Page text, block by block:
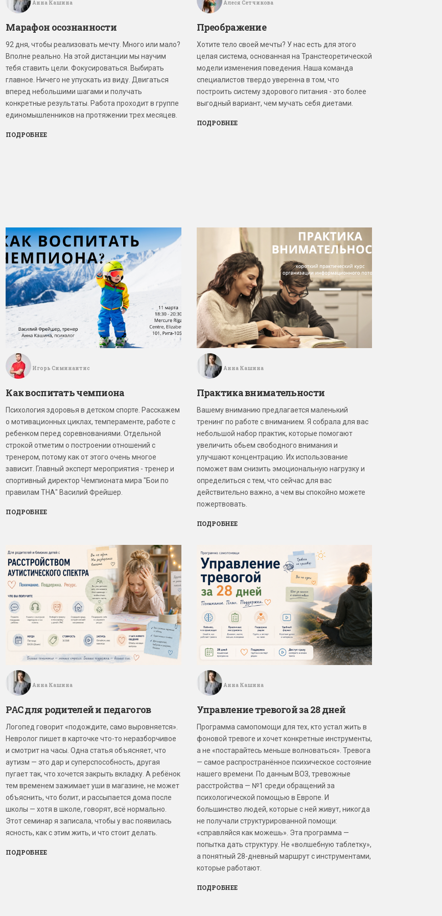
Анна Кашина
Марафон осознанности
92 дня, чтобы реализовать мечту. Много или мало?
Вполне реально. На этой дистанции мы научим
тебя ставить цели. Фокусироваться. Выбирать
главное. Ничего не упускать из виду. Двигаться
вперед небольшими шагами и получать
конкретные результаты. Работа проходит в группе
единомышленников на протяжении трех месяцев.
ПОДРОБНЕЕ
Алеся Сетчикова
Преображение
Хотите тело своей мечты? У нас есть для этого
целая система, основанная на Транстеоретической
модели изменения поведения. Наша команда
специалистов твердо уверенна в том, что
построить систему здорового питания - это более
выгодный вариант, чем мучать себя диетами.
ПОДРОБНЕЕ
Игорь Симинаитис
Как воспитать чемпиона
Психология здоровья в детском спорте. Расскажем
о мотивационных циклах, темпераменте, работе с
ребенком перед соревнованиями. Отдельной
строкой отметим о построении отношений с
тренером, потому как от этого очень многое
зависит. Главный эксперт мероприятия - тренер и
спортивный директор Чемпионата мира "Бои по
правилам ТНА" Василий Фрейшер.
ПОДРОБНЕЕ
Анна Кашина
Практика внимательности
Вашему вниманию предлагается маленький
тренинг по работе с вниманием. Я собрала для вас
небольшой набор практик, которые помогают
увеличить обьем свободного внимания и
улучшают концентрацию. Их использование
поможет вам снизить эмоциональную нагрузку и
определиться с тем, что сейчас для вас
действительно важно, а чем вы спокойно можете
пожертвовать.
ПОДРОБНЕЕ
Анна Кашина
РАС для родителей и педагогов
Логопед говорит «подождите, само выровняется».
Невролог пишет в карточке что-то неразборчивое
и смотрит на часы. Одна статья объясняет, что
аутизм — это дар и суперспособность, другая
пугает так, что хочется закрыть вкладку. А ребёнок
тем временем зажимает уши в магазине, не может
объяснить, что болит, и рассыпается дома после
школы — хотя в школе, говорят, всё нормально.
Этот семинар я записала, чтобы у вас появилась
ясность, как с этим жить, и что стоит делать.
ПОДРОБНЕЕ
Анна Кашина
Управление тревогой за 28 дней
Программа самопомощи для тех, кто устал жить в
фоновой тревоге и хочет конкретные инструменты,
а не «постарайтесь меньше волноваться». Тревога
— самое распространённое психическое состояние
нашего времени. По данным ВОЗ, тревожные
расстройства — №1 среди обращений за
психологической помощью в Европе. И
большинство людей, которые с ней живут, никогда
не получали структурированной помощи:
«справляйся как можешь». Эта программа —
попытка дать структуру. Не «волшебную таблетку»,
а понятный 28-дневный маршрут с инструментами,
которые работают.
ПОДРОБНЕЕ